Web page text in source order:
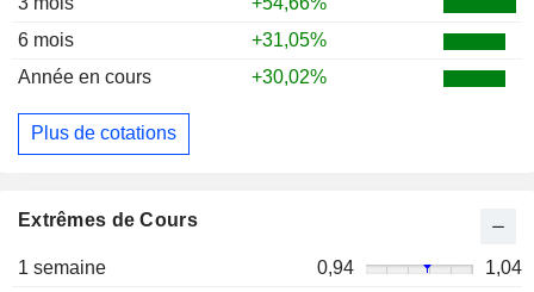
6 mois
+31,05%
Année en cours
+30,02%
Plus de cotations
Extrêmes de Cours
1 semaine 0,94
1,04